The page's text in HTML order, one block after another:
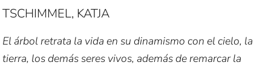
TSCHIMMEL, KATJA
El árbol retrata la vida en su dinamismo con el cielo, la
tierra, los demás seres vivos, además de remarcar la